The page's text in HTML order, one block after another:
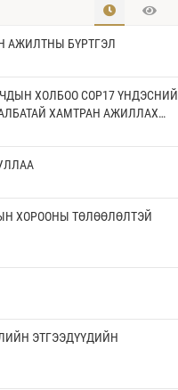
АЖИЛТНЫ БҮРТГЭЛ
ХОЛБОО COP17 ҮНДЭСНИЙ
ХАМТРАН АЖИЛЛАХ
ХОРООНЫ ТӨЛӨӨЛӨЛТЭЙ
ЭТГЭЭДҮҮДИЙН